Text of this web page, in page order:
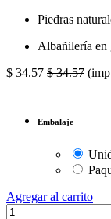
Piedras
Albañilería en
$ 34.57 $34.57
Embalaje
Agregar al carrito